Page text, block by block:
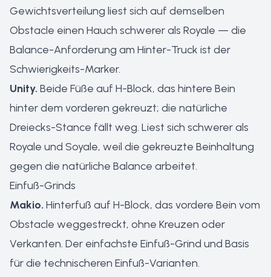
Gewichtsverteilung liest sich auf demselben
Obstacle einen Hauch schwerer als Royale — die
Balance-Anforderung am Hinter-Truck ist der
Schwierigkeits-Marker.
Unity. Beide Füße auf H-Block, das hintere Bein
hinter dem vorderen gekreuzt; die natürliche
Dreiecks-Stance fällt weg. Liest sich schwerer als
Royale und Soyale, weil die gekreuzte Beinhaltung
gegen die natürliche Balance arbeitet.
Einfuß-Grinds
Makio. Hinterfuß auf H-Block, das vordere Bein vom
Obstacle weggestreckt, ohne Kreuzen oder
Verkanten. Der einfachste Einfuß-Grind und Basis
für die technischeren Einfuß-Varianten.